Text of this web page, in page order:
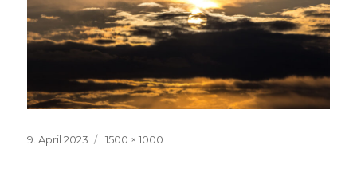
Veröffentlicht
9. April 2023
Volle
1500 × 1000